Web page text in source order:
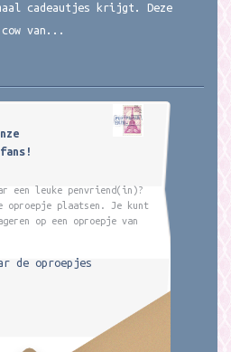
cadeautjes krijgt. Deze
van...
een leuke penvriend(in)?
oproepje plaatsen. Je kunt
op een oproepje van
de oproepjes